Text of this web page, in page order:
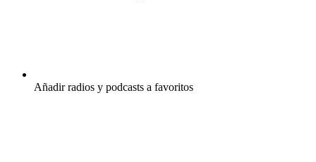
Añadir radios y podcasts a favoritos